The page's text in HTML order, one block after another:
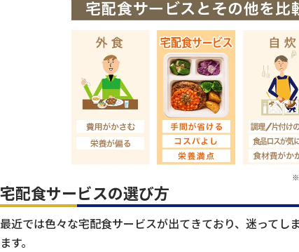
※
宅配食サービスの選び方
最近では色々な宅配食サービスが出てきており、迷ってし
ます。